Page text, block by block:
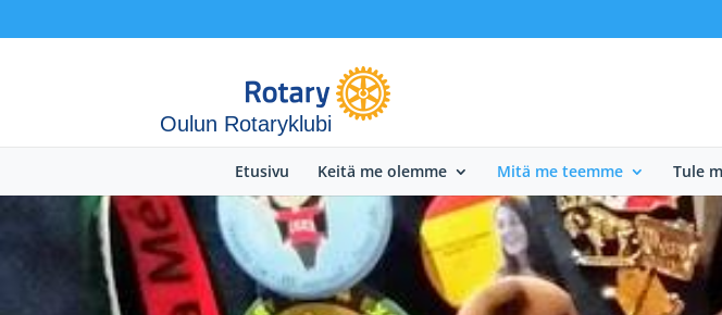
Oulun Rotaryklubi
Etusivu Keitä me olemme Mitä me teemme Tule